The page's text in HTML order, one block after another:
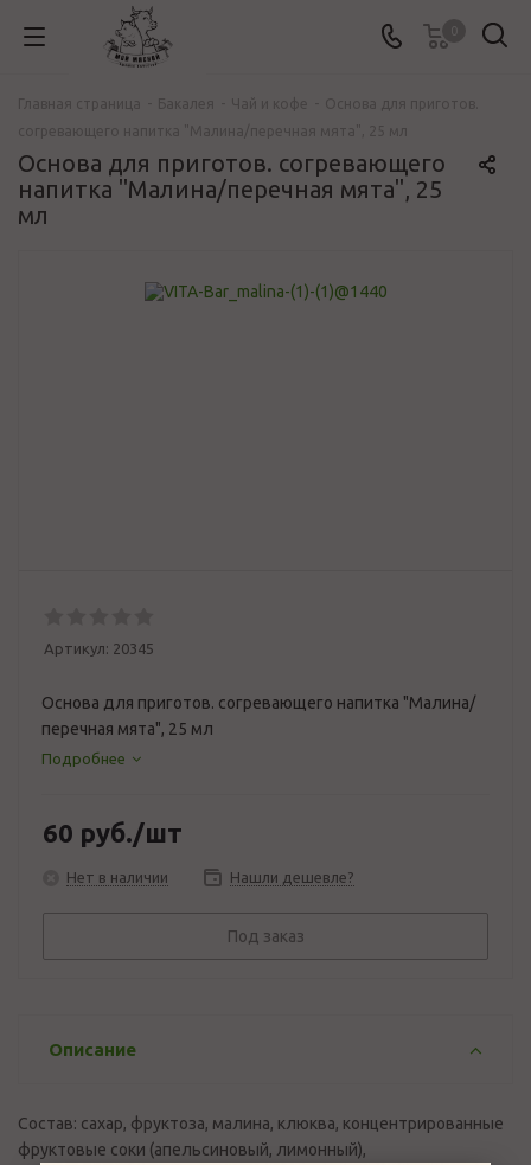
Основа для приготов. согревающего
напитка "Малина/перечная мята", 25
мл
Артикул: 20345
Основа для приготов. согревающего напитка "Малина/
перечная мята", 25 мл
Подробнее
60 руб./шт
Нет в наличии Нашли дешевле?
Под заказ
Описание
Состав: сахар, фруктоза, малина, клюква, концентрированные
фруктовые соки (апельсиновый, лимонный),